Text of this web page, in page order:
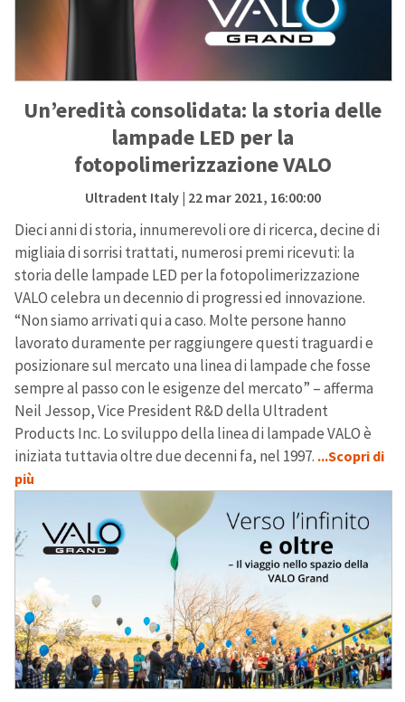
Un’eredità consolidata: la storia delle
lampade LED per la
fotopolimerizzazione VALO
Ultradent Italy| 22 mar 2021, 16:00:00
Dieci anni di storia, innumerevoli ore di ricerca, decine di
migliaia di sorrisi trattati, numerosi premi ricevuti: la
storia delle lampade LED per la fotopolimerizzazione
VALO celebra un decennio di progressi ed innovazione.
“Non siamo arrivati qui a caso. Molte persone hanno
lavorato duramente per raggiungere questi traguardi e
posizionare sul mercato una linea di lampade che fosse
sempre al passo con le esigenze del mercato” – afferma
Neil Jessop, Vice President R&D della Ultradent
Products Inc. Lo sviluppo della linea di lampade VALO è
iniziata tuttavia oltre due decenni fa, nel 1997. ...Scopri di
più